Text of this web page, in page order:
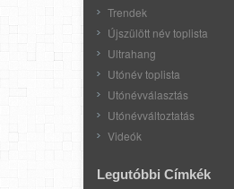
Trendek
Újszülött név toplista
Ultrahang
Utónév toplista
Utónévválasztás
Utónévváltoztatás
Videók
Legutóbbi Címkék